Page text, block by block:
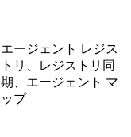
エージェント レジス
トリ、レジストリ同
期、エージェント マ
ップ